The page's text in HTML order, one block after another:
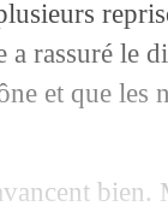
a rassuré le
et que les
60 M€ !
Dybala ?
50 000$